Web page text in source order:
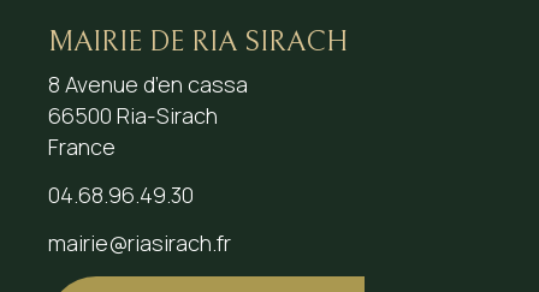
MAIRIE DE RIA SIRACH
8 Avenue d’en cassa
66500 Ria-Sirach
France
04.68.96.49.30
mairie@riasirach.fr